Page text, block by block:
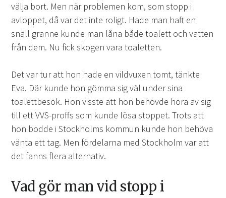
välja bort. Men när problemen kom, som stopp i
avloppet, då var det inte roligt. Hade man haft en
snäll granne kunde man låna både toalett och vatten
från dem. Nu fick skogen vara toaletten.
Det var tur att hon hade en vildvuxen tomt, tänkte
Eva. Där kunde hon gömma sig väl under sina
toalettbesök. Hon visste att hon behövde höra av sig
till ett VVS-proffs som kunde lösa stoppet. Trots att
hon bodde i Stockholms kommun kunde hon behöva
vänta ett tag. Men fördelarna med Stockholm var att
det fanns flera alternativ.
Vad gör man vid stopp i